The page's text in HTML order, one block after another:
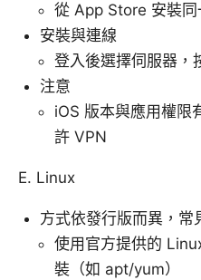
從 App Store 安裝
安裝與連線
登入後選擇伺服器，
注意
iOS 版本與應用權限
許 VPN
E. Linux
方式依發行版而異，常
使用官方提供的
裝（如 apt/yum）